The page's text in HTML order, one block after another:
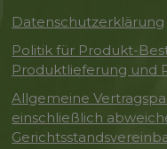
Datenschutzerklärung
Politik für Produkt-
Produktlieferung und
Allgemeine
einschließlich